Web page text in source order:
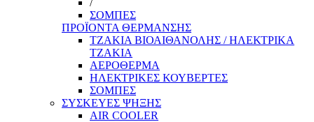
/
ΣΟΜΠΕΣ
ΠΡΟΪΟΝΤΑ ΘΕΡΜΑΝΣΗΣ
ΤΖΑΚΙΑ ΒΙΟΑΙΘΑΝΟΛΗΣ / ΗΛΕΚΤΡΙΚΑ
ΤΖΑΚΙΑ
ΑΕΡΟΘΕΡΜΑ
ΗΛΕΚΤΡΙΚΕΣ ΚΟΥΒΕΡΤΕΣ
ΣΟΜΠΕΣ
ΣΥΣΚΕΥΕΣ ΨΗΞΗΣ
AIR COOLER